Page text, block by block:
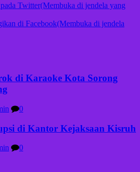
Twitter(Membuka di jendela yang
di Facebook(Membuka di jendela
di Karaoke Kota Sorong
0
di Kantor Kejaksaan Kisruh
0